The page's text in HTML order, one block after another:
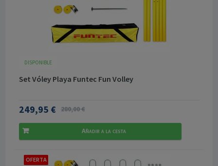
DISPONIBLE
Set Vóley Playa Funtec Fun Volley
249,95 € 280,00 €
Añadir a la cesta
OFERTA